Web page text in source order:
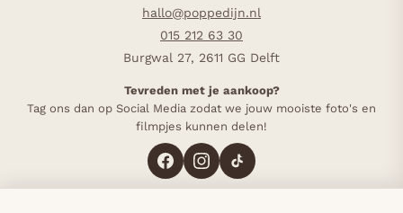
hallo@poppedijn.nl
015 212 63 30
Burgwal 27, 2611 GG Delft
Tevreden met je aankoop?
Tag ons dan op Social Media zodat we jouw mooiste foto's en
filmpjes kunnen delen!